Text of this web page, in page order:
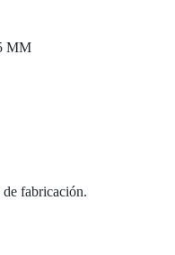
MM
de fabricación.